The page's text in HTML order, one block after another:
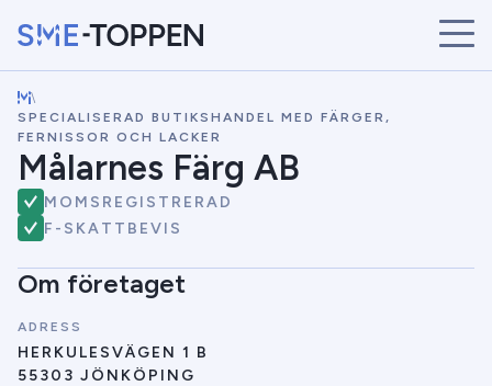
START
ÅRETS VINNARE
BRANSCHER
SÖK
NYHETER
\
SPECIALISERAD BUTIKSHANDEL MED FÄRGER,
FERNISSOR OCH LACKER
Målarnes Färg AB
MOMSREGISTRERAD
F-SKATTBEVIS
Om företaget
ADRESS
HERKULESVÄGEN 1 B
55303 JÖNKÖPING